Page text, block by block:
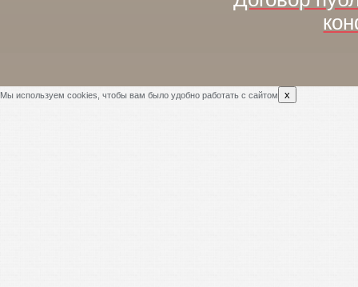
Мы используем cookies, чтобы вам было удобно работать с сайтом x